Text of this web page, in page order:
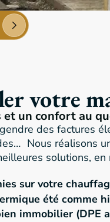
votre
et un confort au
des factures
Nous réalisons
solutions, en
sur votre
été comme
immobilier (DPE